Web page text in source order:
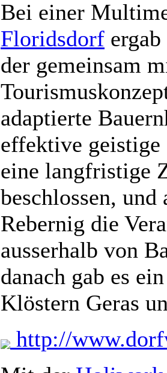
Bei einer
Floridsdorf
der gemeinsam
adaptierte
effektive geistige
eine langfristige
beschlossen,
Rebernig die
ausserhalb von
danach gab es
Klöstern Geras
http://